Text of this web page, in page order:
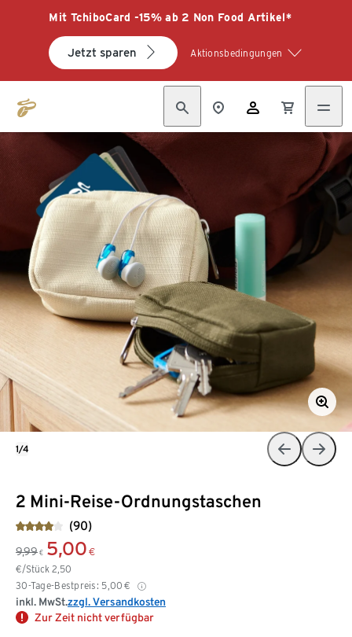
Mit TchiboCard -15% ab 2 Non Food Artikel*
Jetzt sparen Aktionsbedingungen
2 Mini-Reise-Ordnungstaschen
(90)
9,99 € 5,00 €
€/Stück 2,50
30-Tage-Bestpreis: 5,00 €
inkl. MwSt.zzgl. Versandkosten
Zur Zeit nicht verfügbar
1/4